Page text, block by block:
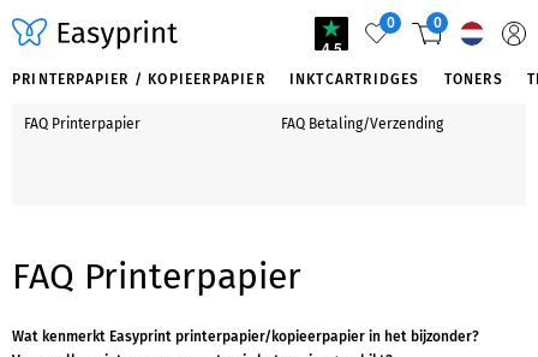
4.5
0 0
PRINTERPAPIER / KOPIEERPAPIER INKTCARTRIDGES TONERS
FAQ Printerpapier FAQ Betaling/Verzending
FAQ Printerpapier
Wat kenmerkt Easyprint printerpapier/kopieerpapier in het bijzonder?